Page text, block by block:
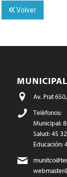
Volver
Av. Prat
Teléfonos:
Municipal:
Salud: 45
Educación: